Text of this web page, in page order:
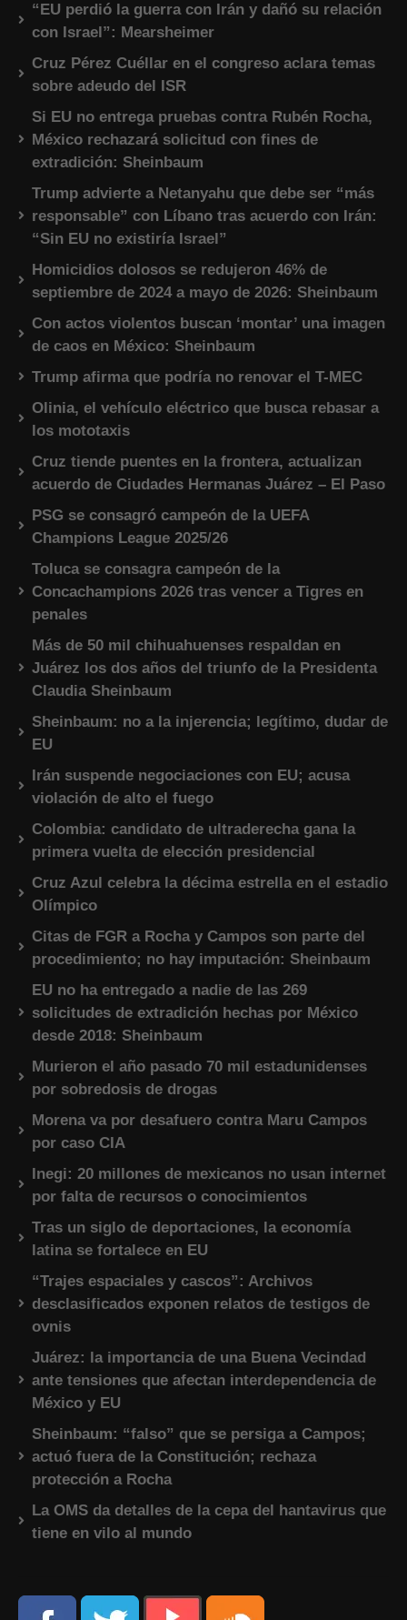
“EU perdió la guerra con Irán y dañó su relación
con Israel”: Mearsheimer
Cruz Pérez Cuéllar en el congreso aclara temas
sobre adeudo del ISR
Si EU no entrega pruebas contra Rubén Rocha,
México rechazará solicitud con fines de
extradición: Sheinbaum
Trump advierte a Netanyahu que debe ser “más
responsable” con Líbano tras acuerdo con Irán:
“Sin EU no existiría Israel”
Homicidios dolosos se redujeron 46% de
septiembre de 2024 a mayo de 2026: Sheinbaum
Con actos violentos buscan ‘montar’ una imagen
de caos en México: Sheinbaum
Trump afirma que podría no renovar el T-MEC
Olinia, el vehículo eléctrico que busca rebasar a
los mototaxis
Cruz tiende puentes en la frontera, actualizan
acuerdo de Ciudades Hermanas Juárez – El Paso
PSG se consagró campeón de la UEFA
Champions League 2025/26
Toluca se consagra campeón de la
Concachampions 2026 tras vencer a Tigres en
penales
Más de 50 mil chihuahuenses respaldan en
Juárez los dos años del triunfo de la Presidenta
Claudia Sheinbaum
Sheinbaum: no a la injerencia; legítimo, dudar de
EU
Irán suspende negociaciones con EU; acusa
violación de alto el fuego
Colombia: candidato de ultraderecha gana la
primera vuelta de elección presidencial
Cruz Azul celebra la décima estrella en el estadio
Olímpico
Citas de FGR a Rocha y Campos son parte del
procedimiento; no hay imputación: Sheinbaum
EU no ha entregado a nadie de las 269
solicitudes de extradición hechas por México
desde 2018: Sheinbaum
Murieron el año pasado 70 mil estadunidenses
por sobredosis de drogas
Morena va por desafuero contra Maru Campos
por caso CIA
Inegi: 20 millones de mexicanos no usan internet
por falta de recursos o conocimientos
Tras un siglo de deportaciones, la economía
latina se fortalece en EU
“Trajes espaciales y cascos”: Archivos
desclasificados exponen relatos de testigos de
ovnis
Juárez: la importancia de una Buena Vecindad
ante tensiones que afectan interdependencia de
México y EU
Sheinbaum: “falso” que se persiga a Campos;
actuó fuera de la Constitución; rechaza
protección a Rocha
La OMS da detalles de la cepa del hantavirus que
tiene en vilo al mundo